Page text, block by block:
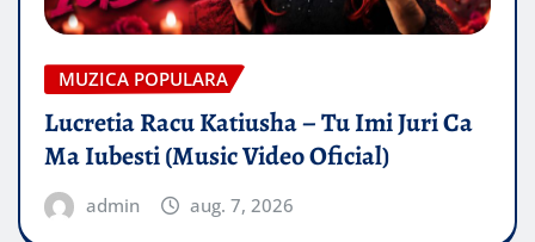
MUZICA POPULARA
Lucretia Racu Katiusha – Tu Imi Juri Ca
Ma Iubesti (Music Video Oficial)
admin aug. 7, 2026